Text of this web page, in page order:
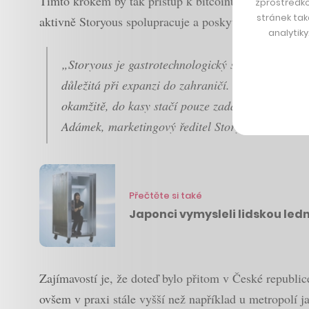
aktivně Storyous spolupracuje a poskytuje jim právě
„Storyous je gastrotechnologický start-up a
důležitá při expanzi do zahraničí. Pokud se
okamžitě, do kasy stačí pouze zadat svoji
Adámek, marketingový ředitel Storyous.
Přečtěte si také
Japonci vymysleli lidskou
Zajímavostí je, že doteď bylo přitom v České
ovšem v praxi stále vyšší než například u metropolí
stránek